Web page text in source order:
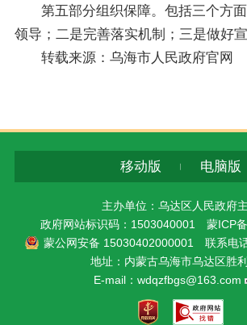
第五部分组织保障。包括三个方
领导；二是完善落实机制；三是做好宣
转载来源：乌海市人民政府官网
移动版 电脑版
主办单位：乌达区人民政府
政府网站标识码：1503040001 蒙ICP
蒙公网安备 15030402000001
联系电
地址：内蒙古乌海市乌达区胜
E-mail：wdqzfbgs@163.com